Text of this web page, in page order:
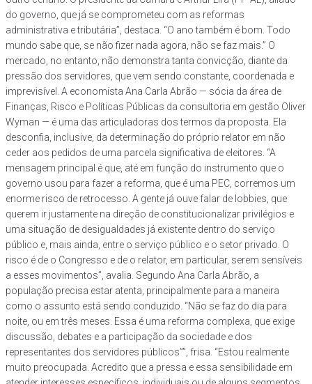
do governo, que já se comprometeu com as reformas
administrativa e tributária”, destaca. “O ano também é bom. Todo
mundo sabe que, se não fizer nada agora, não se faz mais.” O
mercado, no entanto, não demonstra tanta convicção, diante da
pressão dos servidores, que vem sendo constante, coordenada e
imprevisível. A economista Ana Carla Abrão — sócia da área de
Finanças, Risco e Políticas Públicas da consultoria em gestão Oliver
Wyman — é uma das articuladoras dos termos da proposta. Ela
desconfia, inclusive, da determinação do próprio relator em não
ceder aos pedidos de uma parcela significativa de eleitores. “A
mensagem principal é que, até em função do instrumento que o
governo usou para fazer a reforma, que é uma PEC, corremos um
enorme risco de retrocesso. A gente já ouve falar de lobbies, que
querem ir justamente na direção de constitucionalizar privilégios e
uma situação de desigualdades já existente dentro do serviço
público e, mais ainda, entre o serviço público e o setor privado. O
risco é de o Congresso e de o relator, em particular, serem sensíveis
a esses movimentos”, avalia. Segundo Ana Carla Abrão, a
população precisa estar atenta, principalmente para a maneira
como o assunto está sendo conduzido. “Não se faz do dia para
noite, ou em três meses. Essa é uma reforma complexa, que exige
discussão, debates e a participação da sociedade e dos
representantes dos servidores públicos””, frisa. “Estou realmente
muito preocupada. Acredito que a pressa e essa sensibilidade em